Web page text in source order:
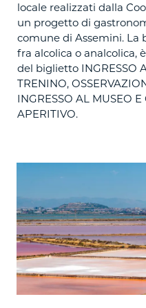
locale realizzati dalla
un progetto di
comune di Assemini. La
fra alcolica o analcolica,
del biglietto INGRESSO
TRENINO,
INGRESSO AL MUSEO
APERITIVO.